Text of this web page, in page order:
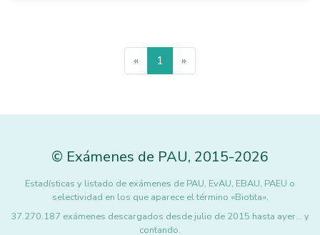
« 1 »
© Exámenes de PAU, 2015-2026
Estadísticas y listado de exámenes de PAU, EvAU, EBAU, PAEU o
selectividad en los que aparece el término «Biotita».
37.270.187 exámenes descargados desde julio de 2015 hasta ayer... y
contando.